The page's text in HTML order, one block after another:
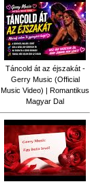
Táncold át az éjszakát -
Gerry Music (Official
Music Video) | Romantikus
Magyar Dal